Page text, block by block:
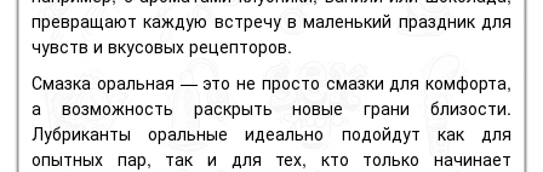
превращают каждую встречу в маленький праздник для
чувств и вкусовых рецепторов.
Смазка оральная — это не просто смазки для комфорта,
а возможность раскрыть новые грани близости.
Лубриканты оральные идеально подойдут как для
опытных пар, так и для тех, кто только начинает